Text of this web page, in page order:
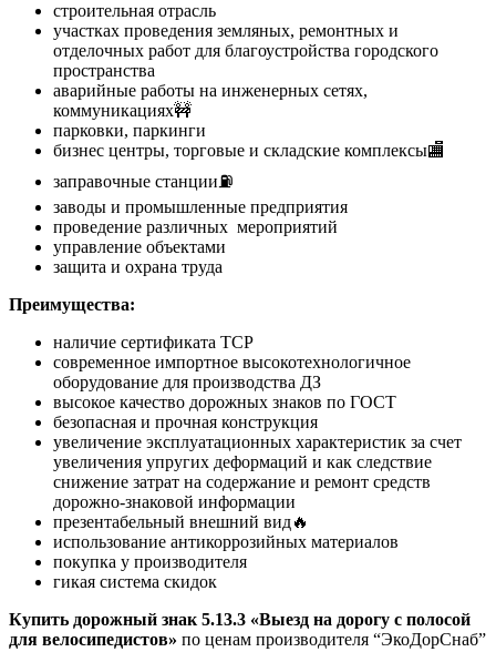
строительная отрасль
участках проведения земляных, ремонтных и
отделочных работ для благоустройства городского
пространства
аварийные работы на инженерных сетях,
коммуникациях🚧
парковки, паркинги
бизнес центры, торговые и складские комплексы🏬
заправочные станции⛽
заводы и промышленные предприятия
проведение различных мероприятий
управление объектами
защита и охрана труда
Преимущества:
наличие сертификата ТСР
современное импортное высокотехнологичное
оборудование для производства ДЗ
высокое качество дорожных знаков по ГОСТ
безопасная и прочная конструкция
увеличение эксплуатационных характеристик за счет
увеличения упругих деформаций и как следствие
снижение затрат на содержание и ремонт средств
дорожно-знаковой информации
презентабельный внешний вид🔥
использование антикоррозийных материалов
покупка у производителя
гикая система скидок
Купить дорожный знак 5.13.3 «Выезд на дорогу с полосой
для велосипедистов» по ценам производителя “ЭкоДорСнаб”